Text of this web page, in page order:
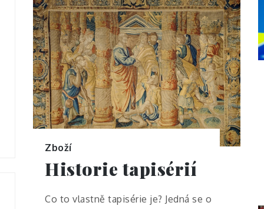
Zboží
Historie tapisérií
Co to vlastně tapisérie je? Jedná se o